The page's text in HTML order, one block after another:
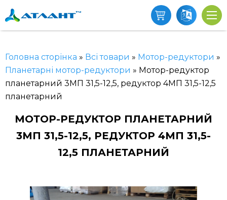
Головна сторінка » Всі товари » Мотор-редуктори »
Планетарні мотор-редуктори » Мотор-редуктор
планетарний 3МП 31,5-12,5, редуктор 4МП 31,5-12,5
планетарний
МОТОР-РЕДУКТОР ПЛАНЕТАРНИЙ
3МП 31,5-12,5, РЕДУКТОР 4МП 31,5-
12,5 ПЛАНЕТАРНИЙ